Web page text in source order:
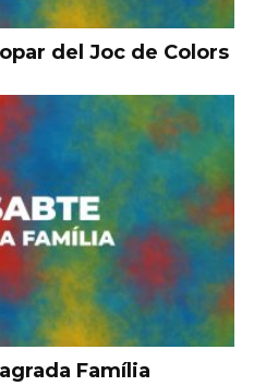
del Joc de Colors
Família